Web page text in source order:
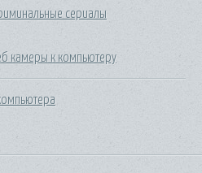
сериалы
камеры к компьютеру